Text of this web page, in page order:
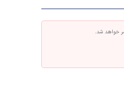
خواهد شد.